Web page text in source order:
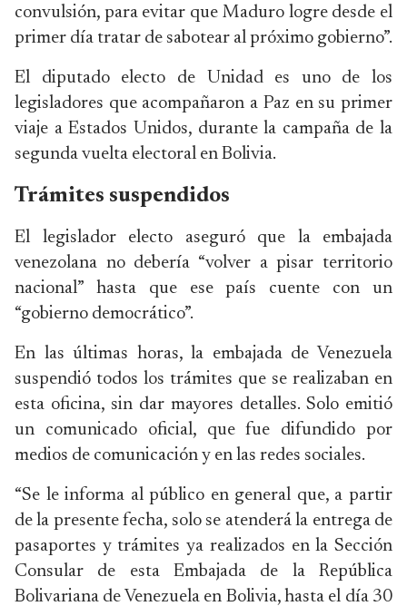
convulsión, para evitar que Maduro logre desde el
primer día tratar de sabotear al próximo gobierno”.
El diputado electo de Unidad es uno de los
legisladores que acompañaron a Paz en su primer
viaje a Estados Unidos, durante la campaña de la
segunda vuelta electoral en Bolivia.
Trámites suspendidos
El legislador electo aseguró que la embajada
venezolana no debería “volver a pisar territorio
nacional” hasta que ese país cuente con un
“gobierno democrático”.
En las últimas horas, la embajada de Venezuela
suspendió todos los trámites que se realizaban en
esta oficina, sin dar mayores detalles. Solo emitió
un comunicado oficial, que fue difundido por
medios de comunicación y en las redes sociales.
“Se le informa al público en general que, a partir
de la presente fecha, solo se atenderá la entrega de
pasaportes y trámites ya realizados en la Sección
Consular de esta Embajada de la República
Bolivariana de Venezuela en Bolivia, hasta el día 30